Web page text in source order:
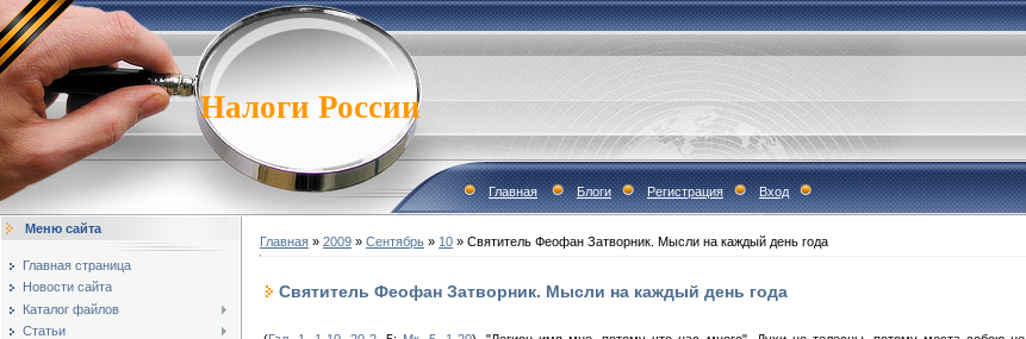
Налоги России
Главная Блоги Регистрация Вход
Меню сайта
Главная страница
Новости сайта
Каталог файлов
Статьи
Главная » 2009 » Сентябрь » 10 » Святитель Феофан Затворник. Мысли на каждый день года
Святитель Феофан Затворник. Мысли на каждый день года